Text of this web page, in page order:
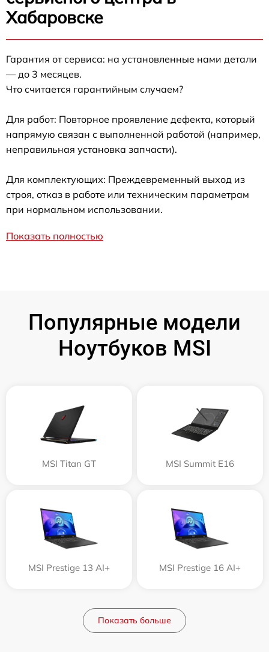
Хабаровске
Гарантия от сервиса: на установленные нами детали
— до 3 месяцев.
Что считается гарантийным случаем?
Для работ: Повторное проявление дефекта, который
напрямую связан с выполненной работой (например,
неправильная установка запчасти).
Для комплектующих: Преждевременный выход из
строя, отказ в работе или техническим параметрам
при нормальном использовании.
Показать полностью
Популярные модели
Ноутбуков MSI
MSI Titan GT MSI Summit E16
MSI Prestige 13 AI+ MSI Prestige 16 AI+
Показать больше